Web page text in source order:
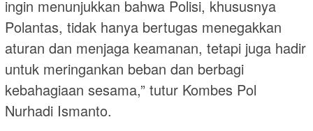
ingin menunjukkan bahwa Polisi, khususnya
Polantas, tidak hanya bertugas menegakkan
aturan dan menjaga keamanan, tetapi juga hadir
untuk meringankan beban dan berbagi
kebahagiaan sesama,” tutur Kombes Pol
Nurhadi Ismanto.